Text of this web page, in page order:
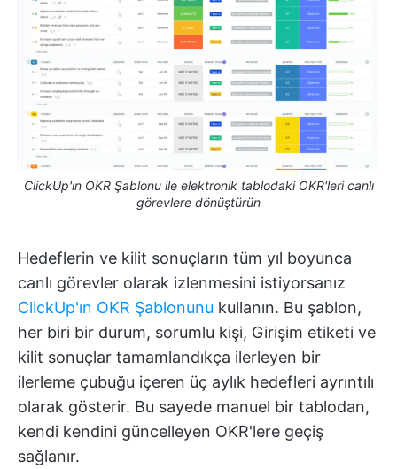
ClickUp'ın OKR Şablonu ile elektronik tablodaki OKR'leri canlı
görevlere dönüştürün
Hedeflerin ve kilit sonuçların tüm yıl boyunca
canlı görevler olarak izlenmesini istiyorsanız
ClickUp'ın OKR Şablonunu kullanın. Bu şablon,
her biri bir durum, sorumlu kişi, Girişim etiketi ve
kilit sonuçlar tamamlandıkça ilerleyen bir
ilerleme çubuğu içeren üç aylık hedefleri ayrıntılı
olarak gösterir. Bu sayede manuel bir tablodan,
kendi kendini güncelleyen OKR'lere geçiş
sağlanır.